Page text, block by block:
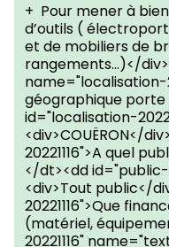
+ Pour mener à
d’outils (
et de mobiliers de
rangements...)</
name="localisation-
géographique
id="localisation-
<div>COUËRON</
20221116">A quel
</dt><dd id="public-
<div>Tout public</
20221116">Que
(matériel,
20221116"